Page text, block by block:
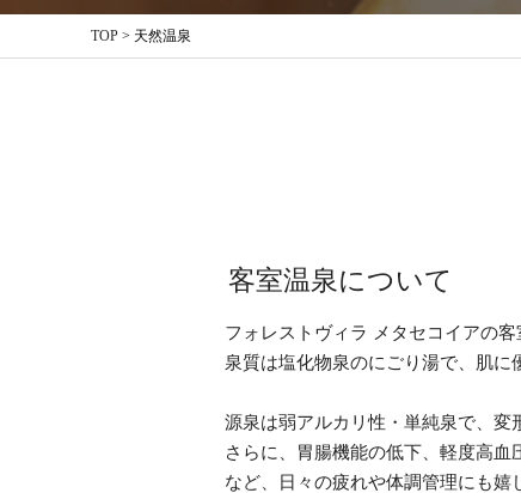
TOP > 天然温泉
客室温泉について
フォレストヴィラ メタセコイアの
泉質は塩化物泉のにごり湯で、肌に
源泉は弱アルカリ性・単純泉で、変
さらに、胃腸機能の低下、軽度高
など、日々の疲れや体調管理にも嬉